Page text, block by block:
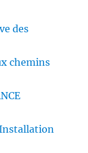
des
chemins